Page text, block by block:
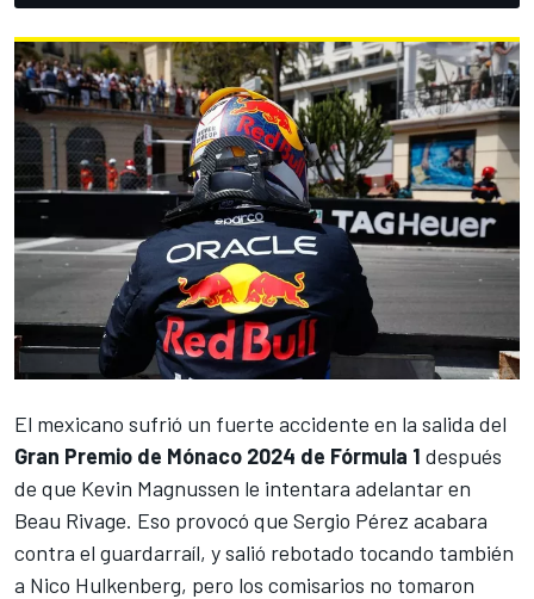
El mexicano sufrió un fuerte accidente en la salida del
Gran Premio de Mónaco 2024 de Fórmula 1 después
de que Kevin Magnussen le intentara adelantar en
Beau Rivage. Eso provocó que Sergio Pérez acabara
contra el guardarraíl, y salió rebotado tocando también
a Nico Hulkenberg, pero los comisarios no tomaron